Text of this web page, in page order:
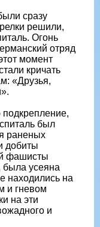
сразу
решили,
Огонь
отряд
момент
кричать
«Друзья,
был
раненых
добиты
фашисты
была усеяна
находились на
и гневом
на эти
и